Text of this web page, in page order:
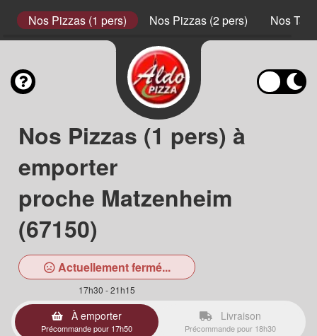
Nos Pizzas (1 pers) Nos Pizzas (2 pers) Nos
Nos Pizzas (1 pers) à
emporter
proche Matzenheim
(67150)
Actuellement fermé...
17h30 - 21h15
À emporter
Précommande pour 17h50
Livraison
Précommande pour 18h30